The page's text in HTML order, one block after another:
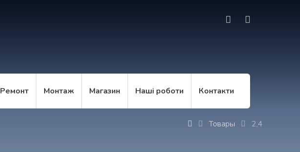
Ремонт Монтаж Магазин Наші роботи Контакти
Товары 2,4